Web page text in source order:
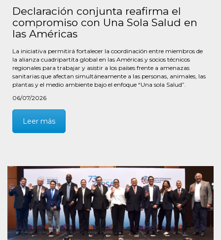
Declaración conjunta reafirma el
compromiso con Una Sola Salud en
las Américas
La iniciativa permitirá fortalecer la coordinación entre miembros de
la alianza cuadripartita global en las Américas y socios técnicos
regionales para trabajar y asistir a los países frente a amenazas
sanitarias que afectan simultáneamente a las personas, animales, las
plantas y el medio ambiente bajo el enfoque “Una sola Salud”.
06/07/2026
Leer más